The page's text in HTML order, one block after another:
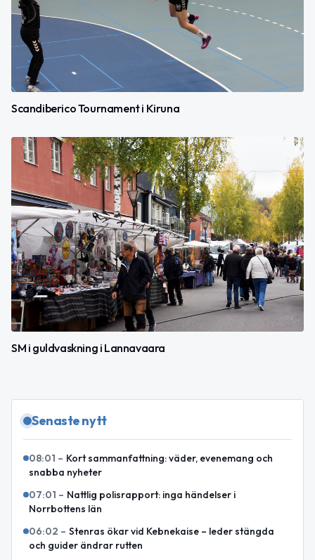
Scandiberico Tournament i Kiruna
SM i guldvaskning i Lannavaara
Senaste nytt
08:01 – Kort sammanfattning: väder, evenemang och
snabba nyheter
07:01 – Nattlig polisrapport: inga händelser i
Norrbottens län
06:02 – Stenras ökar vid Kebnekaise – leder stängda
och guider ändrar rutten